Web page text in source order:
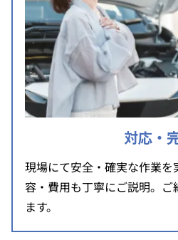
対応・
現場にて安全・確実な作業を
容・費用も丁寧にご説明。
ます。